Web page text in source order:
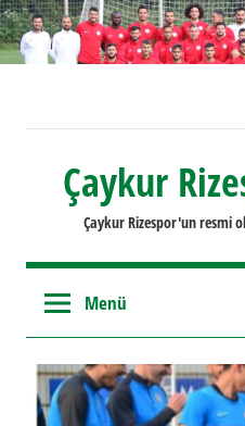
İçeriğe
geç
Çaykur
Çaykur Rizespor'un resmi
Menü